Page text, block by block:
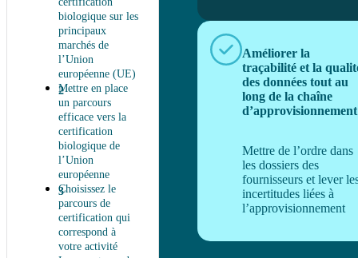
biologique sur les
principaux
marchés de
l’Union
européenne (UE)
Mettre en place
un parcours
efficace vers la
certification
biologique de
l’Union
européenne
Choisissez le
parcours de
certification qui
correspond à
votre activité
Améliorer la
traçabilité et la
des données tout au
long de la chaîne
d’approvisionnement
Mettre de l’ordre dans
les dossiers des
fournisseurs et lever
incertitudes liées à
l’approvisionnement